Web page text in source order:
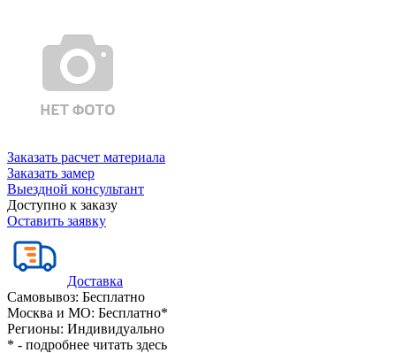
Заказать расчет материала
Заказать замер
Выездной консультант
Доступно к заказу
Оставить заявку
Доставка
Самовывоз: Бесплатно
Москва и МО: Бесплатно*
Регионы: Индивидуально
* - подробнее читать здесь